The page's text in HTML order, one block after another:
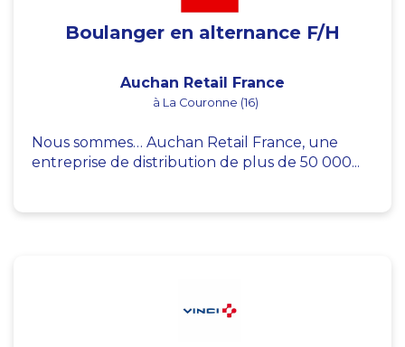
Boulanger en alternance F/H
Auchan Retail France
à La Couronne (16)
Nous sommes… Auchan Retail France, une
entreprise de distribution de plus de 50 000...